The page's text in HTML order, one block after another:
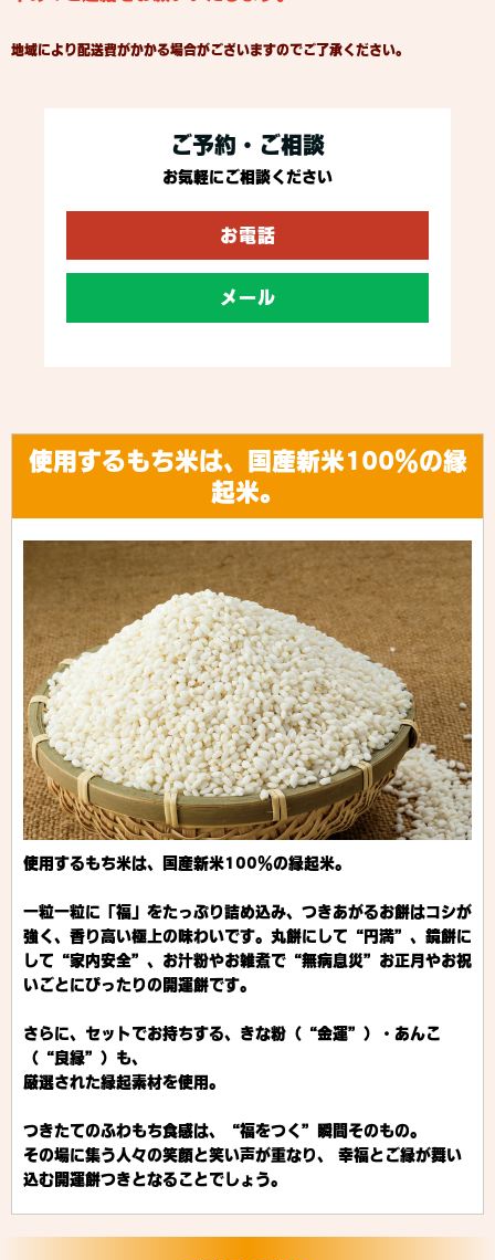
地域により配送費がかかる場合がございますのでご了承ください。
ご予約・ご相談
お気軽にご相談ください
お電話
メール
使用するもち米は、国産新米100％の縁
起米。
使用するもち米は、国産新米100％の縁起米。
一粒一粒に「福」をたっぷり詰め込み、つきあがるお餅はコシが
強く、香り高い極上の味わいです。 丸餅にして“円満”、鏡餅に
して“家内安全”、お汁粉やお雑煮で“無病息災” お正月やお祝
いごとにぴったりの開運餅です。
さらに、セットでお持ちする、きな粉（“金運”）・あんこ
（“良縁”）も、
厳選された縁起素材を使用。
つきたてのふわもち食感は、“福をつく”瞬間そのもの。
その場に集う人々の笑顔と笑い声が重なり、 幸福とご縁が舞い
込む開運餅つきとなることでしょう。